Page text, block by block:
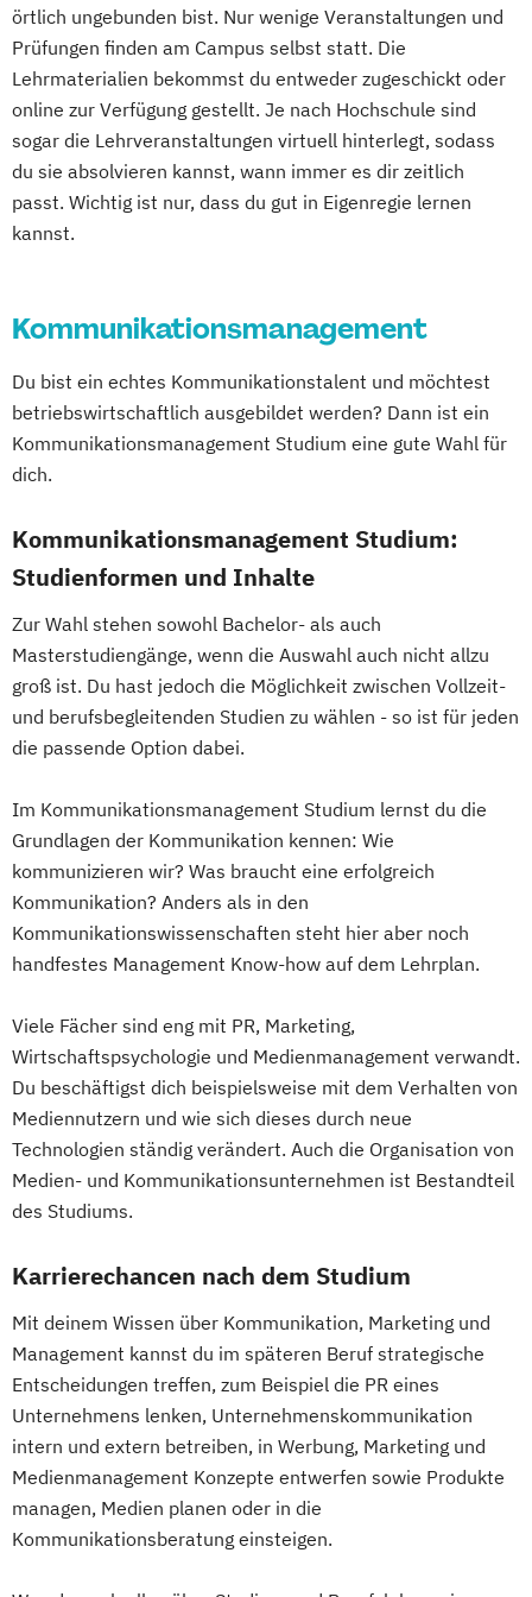
Medienökonom (FH)
Online-Marketing & Marketingmanagement
Online-Marketing & Marketingmanagement
(dual)
Personalmanagement
Gesundheitsmanagement
Sportbusiness Management
Sportmarketing
Sportvermarktung
Tourismusökonom (FH)
Veranstaltungsökonom (FH)
Werbe- und Medienpsychologie
Wirtschaftspsychologie
Digital Leadership and Communication
Digital Management und Leadership
Elektro- und Informationstechnik
Elektrotechnik
Entrepreneurship und Innovation
Ernährungswissenschaften
Gesundheitsmanagement
Global Management und Communication
Heilpädagogik
Informatik
International Business Communication
KI im Management
Kindheitspädagogik
Künstliche Intelligenz
Logistikmanagement Marketing
Maschinenbau Mechatronik
Mechatronik - Robotik und Automatisierung
Medical Leadership
Nachhaltigkeit und Systemisches
Online Marketing Online-Marketing
Personalmanagement
Pflegemanagement
Pflegepädagogik
Projektmanagement
Psychologie
Software Engineering Soziale Arbeit
Technische Betriebswirtschaftslehre
Technologie- und Innovationsmanagement
Verfahrenstechnik Wirtschaftsinformatik
Wirtschaftsinformatik und IT-Management
Wirtschaftsingenieurwesen
Energiesysteme mit Erneuerbaren Energien
Wirtschaftspsychologie
örtlich ungebunden bist. Nur wenige Veranstaltungen und
Prüfungen finden am Campus selbst statt. Die
Lehrmaterialien bekommst du entweder zugeschickt oder
online zur Verfügung gestellt. Je nach Hochschule sind
sogar die Lehrveranstaltungen virtuell hinterlegt, sodass
du sie absolvieren kannst, wann immer es dir zeitlich
passt. Wichtig ist nur, dass du gut in Eigenregie lernen
kannst.
Kommunikationsmanagement
Du bist ein echtes Kommunikationstalent und möchtest
betriebswirtschaftlich ausgebildet werden? Dann ist ein
Kommunikationsmanagement Studium eine gute Wahl für
dich.
Kommunikationsmanagement Studium:
Studienformen und Inhalte
Zur Wahl stehen sowohl Bachelor- als auch
Masterstudiengänge, wenn die Auswahl auch nicht allzu
groß ist. Du hast jedoch die Möglichkeit zwischen Vollzeit-
und berufsbegleitenden Studien zu wählen - so ist für jeden
die passende Option dabei.
Im Kommunikationsmanagement Studium lernst du die
Grundlagen der Kommunikation kennen: Wie
kommunizieren wir? Was braucht eine erfolgreich
Kommunikation? Anders als in den
Kommunikationswissenschaften steht hier aber noch
handfestes Management Know-how auf dem Lehrplan.
Viele Fächer sind eng mit PR, Marketing,
Wirtschaftspsychologie und Medienmanagement verwandt.
Du beschäftigst dich beispielsweise mit dem Verhalten von
Mediennutzern und wie sich dieses durch neue
Technologien ständig verändert. Auch die Organisation von
Medien- und Kommunikationsunternehmen ist Bestandteil
des Studiums.
Karrierechancen nach dem Studium
Mit deinem Wissen über Kommunikation, Marketing und
Management kannst du im späteren Beruf strategische
Entscheidungen treffen, zum Beispiel die PR eines
Unternehmens lenken, Unternehmenskommunikation
intern und extern betreiben, in Werbung, Marketing und
Medienmanagement Konzepte entwerfen sowie Produkte
managen, Medien planen oder in die
Kommunikationsberatung einsteigen.